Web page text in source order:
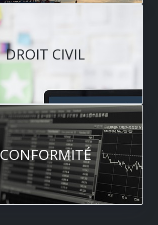
DROIT CIVIL
CONFORMITÉ